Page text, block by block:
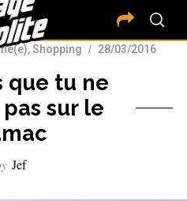
,Shopping 28/03/2016
que tu ne
sur le
Jef